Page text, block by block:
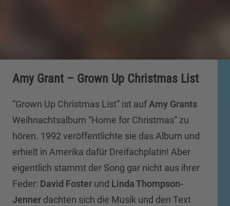
Amy Grant – Grown Up Christmas List
“Grown Up Christmas List” ist auf Amy Grants
Weihnachtsalbum “Home for Christmas” zu
hören. 1992 veröffentlichte sie das Album und
erhielt in Amerika dafür Dreifachplatin! Aber
eigentlich stammt der Song gar nicht aus ihrer
Feder: David Foster und Linda Thompson-
Jenner dachten sich die Musik und den Text